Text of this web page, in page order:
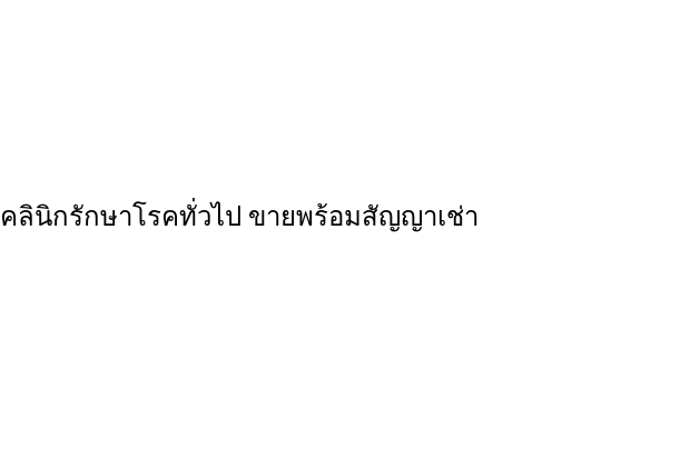
ลินิกรักษาโรคทั่วไป ขายพร้อมสัญญาเช่า